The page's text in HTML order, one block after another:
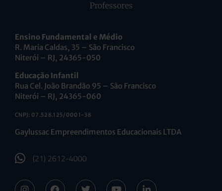
Professores
Ensino Fundamental e Médio
R. Maria Caldas, 35 – São Francisco
Niterói – RJ, 24365-050
Educação Infantil
Rua Cel. João Brandão 95 – São Francisco
Niterói – RJ, 24365-060
CNPJ: 07.528.125/0001-38
Gaylussac Empreendimentos Educacionais LTDA
(21) 2612-4000